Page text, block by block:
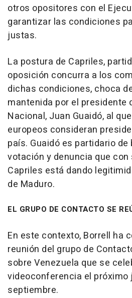
otros opositores con el
garantizar las condiciones
justas.
La postura de Capriles,
oposición concurra a los
dichas condiciones, choca
mantenida por el presidente
Nacional, Juan Guaidó, al
europeos consideran
país. Guaidó es partidario
votación y denuncia que
Capriles está dando
de Maduro.
EL GRUPO DE CONTACTO SE
En este contexto, Borrell ha
reunión del grupo de
sobre Venezuela que se
videoconferencia el próximo
septiembre.